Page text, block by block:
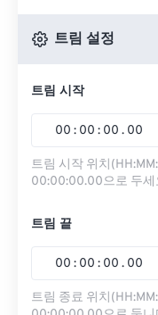
트림 설정
트림 시작
00 : 00 : 00 . 00
트림 시작 위치
00:00:00.00으로 두세
트림 끝
00 : 00 : 00 . 00
트림 종료 위치